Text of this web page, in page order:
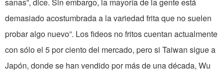
sanas”, dice. Sin embargo, la mayoría de la gente está
demasiado acostumbrada a la variedad frita que no suelen
probar algo nuevo”. Los fideos no fritos cuentan actualmente
con sólo el 5 por ciento del mercado, pero si Taiwan sigue a
Japón, donde se han vendido por más de una década, Wu